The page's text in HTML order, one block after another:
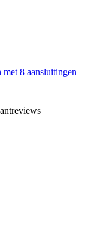
8 aansluitingen